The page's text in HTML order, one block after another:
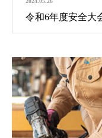
令和6年度安全大